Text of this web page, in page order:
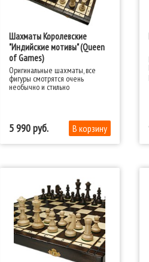
Шахматы Королевские
"Индийские мотивы" (Queen
of Games)
Оригинальные шахматы, все
фигуры смотрятся очень
необычно и стильно
5 990